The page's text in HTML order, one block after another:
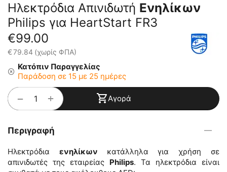
Ηλεκτρόδια Απινιδωτή Ενηλίκων
Philips για HeartStart FR3
€99.00
€79.84 (χωρίς ΦΠΑ)
Κατόπιν Παραγγελίας
Παράδοση σε 15 με 25 ημέρες
+
− Αγορά
Περιγραφή
Ηλεκτρόδια ενηλίκων κατάλληλα για χρήση σε
απινιδωτές της εταιρείας Philips. Τα ηλεκτρόδια είναι